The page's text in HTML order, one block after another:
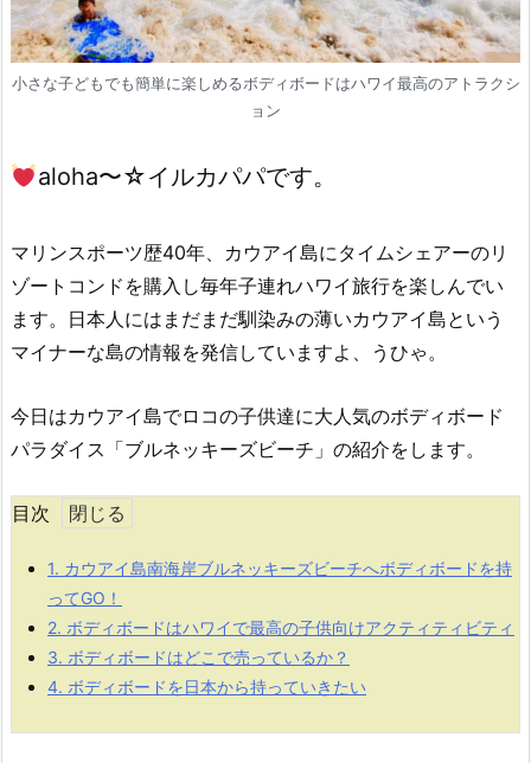
小さな子どもでも簡単に楽しめるボディボードはハワイ最高のアトラクシ
ョン
aloha〜☆イルカパパです。
マリンスポーツ歴40年、カウアイ島にタイムシェアーのリ
ゾートコンドを購入し毎年子連れハワイ旅行を楽しんでい
ます。日本人にはまだまだ馴染みの薄いカウアイ島という
マイナーな島の情報を発信していますよ、うひゃ。
今日はカウアイ島でロコの子供達に大人気のボディボード
パラダイス「ブルネッキーズビーチ」の紹介をします。
目次
1. カウアイ島南海岸ブルネッキーズビーチへボディボードを持
ってGO！
2. ボディボードはハワイで最高の子供向けアクティティビティ
3. ボディボードはどこで売っているか？
4. ボディボードを日本から持っていきたい